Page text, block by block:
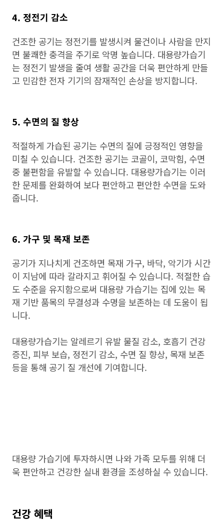
4. 정전기 감소
건조한 공기는 정전기를 발생시켜 물건이나 사람을 만지
면 불쾌한 충격을 주기로 악명 높습니다. 대용량가습기
는 정전기 발생을 줄여 생활 공간을 더욱 편안하게 만들
고 민감한 전자 기기의 잠재적인 손상을 방지합니다.
5. 수면의 질 향상
적절하게 가습된 공기는 수면의 질에 긍정적인 영향을
미칠 수 있습니다. 건조한 공기는 코골이, 코막힘, 수면
중 불편함을 유발할 수 있습니다. 대용량가습기는 이러
한 문제를 완화하여 보다 편안하고 편안한 수면을 도와
줍니다.
6. 가구 및 목재 보존
공기가 지나치게 건조하면 목재 가구, 바닥, 악기가 시간
이 지남에 따라 갈라지고 휘어질 수 있습니다. 적절한 습
도 수준을 유지함으로써 대용량 가습기는 집에 있는 목
재 기반 품목의 무결성과 수명을 보존하는 데 도움이 됩
니다.
대용량가습기는 알레르기 유발 물질 감소, 호흡기 건강
증진, 피부 보습, 정전기 감소, 수면 질 향상, 목재 보존
등을 통해 공기 질 개선에 기여합니다.
대용량 가습기에 투자하시면 나와 가족 모두를 위해 더
욱 편안하고 건강한 실내 환경을 조성하실 수 있습니다.
건강 혜택